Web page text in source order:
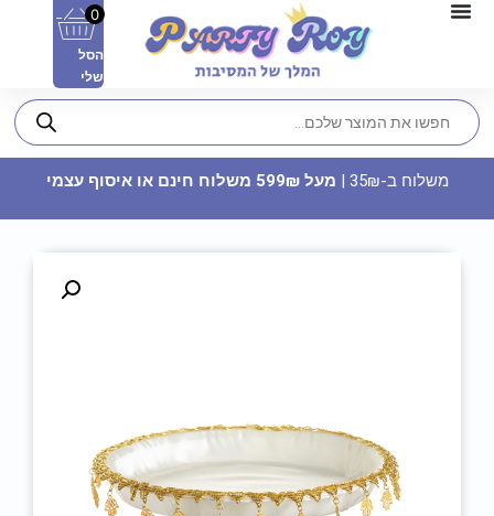
0
הסל
שלי
משלוח ב-35₪ | מעל 599₪ משלוח חינם או איסוף עצמי